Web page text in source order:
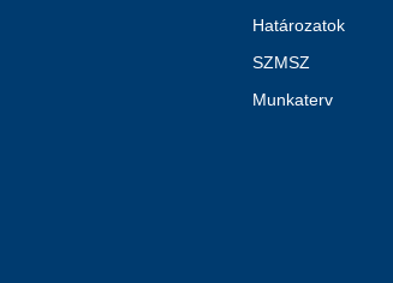
Határozatok
SZMSZ
Munkaterv